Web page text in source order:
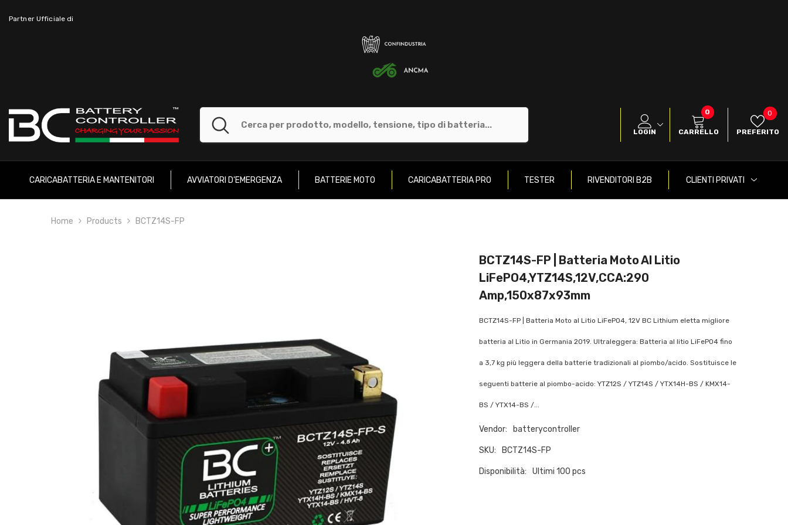
Partner Ufficiale di
LOGIN CARRELLO
0 0
PREFERITO
0
CARICABATTERIA E MANTENITORI AVVIATORI D'EMERGENZA BATTERIE MOTO CARICABATTERIA PRO TESTER RIVENDITORI B2B CLIENTI PRIVATI
Home Products BCTZ14S-FP
BCTZ14S-FP | Batteria Moto Al Litio
LiFePO4,YTZ14S,12V,CCA:290
Amp,150x87x93mm
BCTZ14S-FP | Batteria Moto al Litio LiFePO4, 12V BC Lithium eletta migliore
batteria al Litio in Germania 2019. Ultraleggera: Batteria al litio LiFePO4 fino
a 3,7 kg più leggera della batterie tradizionali al piombo/acido. Sostituisce le
seguenti batterie al piombo-acido: YTZ12S / YTZ14S / YTX14H-BS / KMX14-
BS / YTX14-BS /...
Vendor: batterycontroller
SKU: BCTZ14S-FP
Disponibilità: Ultimi 100 pcs